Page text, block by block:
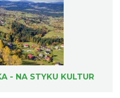
- NA STYKU KULTUR